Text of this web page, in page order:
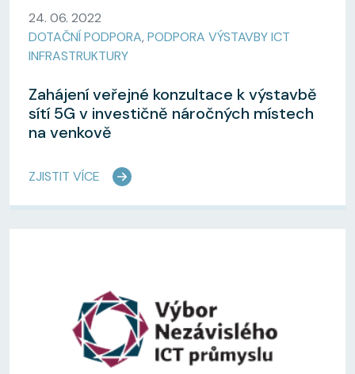
24. 06. 2022
DOTAČNÍ PODPORA, PODPORA VÝSTAVBY ICT
INFRASTRUKTURY
Zahájení veřejné konzultace k výstavbě
sítí 5G v investičně náročných místech
na venkově
ZJISTIT VÍCE